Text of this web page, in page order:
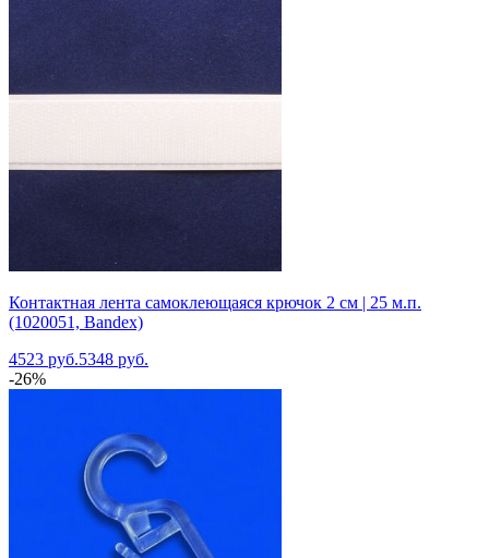
Контактная лента самоклеющаяся крючок 2 см | 25 м.п.
(1020051, Bandex)
4523 руб.5348 руб.
-26%